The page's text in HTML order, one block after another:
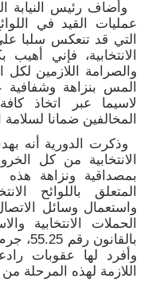
وأضاف رئيس النيابة
عمليات القيد في
التي قد تنعكس سلبا
الانتخابية، فإني
والصرامة اللازمين
المس بنزاهة وشفافية
لاسيما عبر اتخاذ كافة
المخالفين ضمانا لسلامة
وذكرت الدورية أنه
الانتخابية من كل
المتعلق باللوائح
واستعمال وسائل
الحملات الانتخابية
وأفرد لها عقوبات
اللازمة لهذه المرحلة